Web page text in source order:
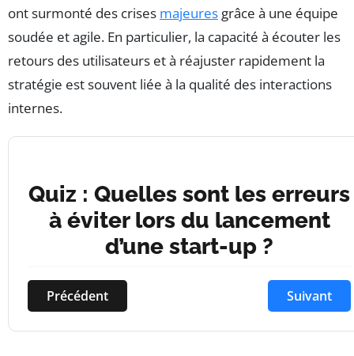
ont surmonté des crises majeures grâce à une équipe
soudée et agile. En particulier, la capacité à écouter les
retours des utilisateurs et à réajuster rapidement la
stratégie est souvent liée à la qualité des interactions
internes.
Quiz : Quelles sont les erreurs
à éviter lors du lancement
d’une start-up ?
Précédent Suivant